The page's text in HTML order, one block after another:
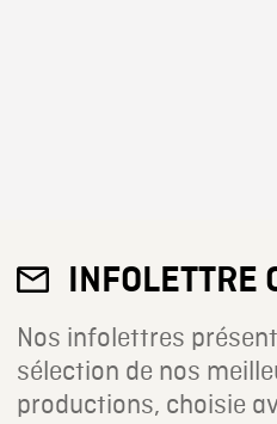
INFOLETTRE
Nos infolettres
sélection de nos
productions, choisie